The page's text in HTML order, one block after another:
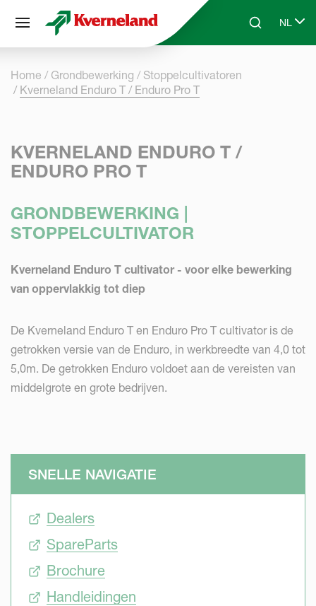
Skip to main contentSearchNL
Select
Home Grondbewerking
Stoppelcultivatoren
Kverneland Enduro T / Enduro Pro T
KVERNELAND ENDURO T /
ENDURO PRO T
GRONDBEWERKING |
STOPPELCULTIVATOR
Kverneland Enduro T cultivator - voor elke bewerking
van oppervlakkig tot diep
De Kverneland Enduro T en Enduro Pro T cultivator is de
getrokken versie van de Enduro, in werkbreedte van 4,0 tot
5,0m. De getrokken Enduro voldoet aan de vereisten van
middelgrote en grote bedrijven.
SNELLE NAVIGATIE
Dealers
SpareParts
Brochure
Handleidingen
Cookies beheer paneel